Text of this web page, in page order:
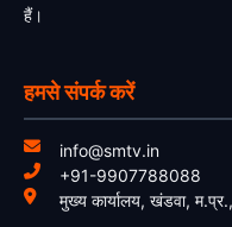
हैं।
हमसे संपर्क करें
info@smtv.in
+91-9907788088
मुख्य कार्यालय, खंडवा,